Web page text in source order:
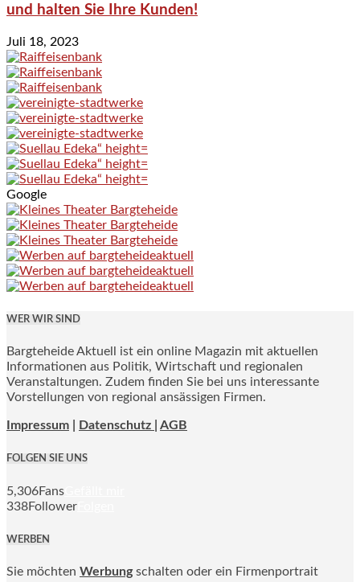
und halten Sie Ihre Kunden!
Juli 18, 2023
Google
WER WIR SIND
Bargteheide Aktuell ist ein online Magazin mit aktuellen
Informationen aus Politik, Wirtschaft und regionalen
Veranstaltungen. Zudem finden Sie bei uns interessante
Vorstellungen von regional ansässigen Firmen.
Impressum Datenschutz | AGB
FOLGEN SIE UNS
5,306Fans
338Follower
WERBEN
Sie möchten Werbung schalten oder ein Firmenportrait